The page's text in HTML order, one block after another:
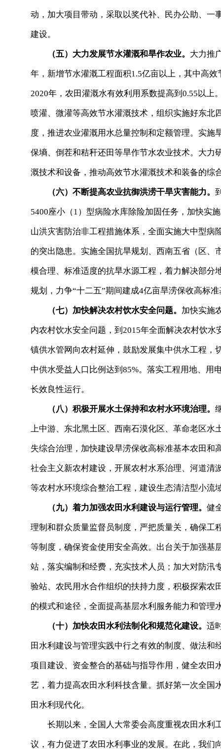
动，加大项目带动，采取以奖代补、民办公助、
建设。
（五）大力发展节水灌溉和旱作农业。 大力推
年，新增节水灌溉工程面积1.5亿亩以上，其中高
2020年，农田灌溉水有效利用系数提高到0.55以
喷灌、微灌等高效节水灌溉技术，组织实施好东
度，推进农业灌溉用水总量控制和定额管理。实
保墒、倒茬和秸秆还田等旱作节水农业技术。大
溉技术和设备，推动高效节水灌溉技术和装备的综
（六）不断提高农业抗御洪涝干旱灾害能力。
5400座小（1）型病险水库除险加固任务，加快实
山洪灾害防治非工程措施体系，全面实施大中型病
的突出隐患。实施全国抗旱规划、西南五省（区
模合理、标准适度的抗旱水源工程，着力解决部
规划，力争“十二五”期间建成4亿亩旱涝保收高标
（七）加快解决农村饮水安全问题。 加快实施
内农村饮水安全问题，到2015年全面解决农村饮
镇供水管网向农村延伸，鼓励发展集中供水工程，
中供水受益人口比例达到85%。落实工程用地、用
长效良性运行。
（八）积极开展水土保持和农村水环境治理。
上中游、东北黑土区、西南石漠化区、革命老区
失综合治理，加快建设旱涝保收高标准基本农田
社会主义新农村建设，开展农村水系治理、河道
等农村水环境综合整治工程，建设生态清洁型小流
（九）着力加强农田水利建设与运行管理。 健
理制和群众质量监督员制度，严把质量关，确保
等制度，确保资金使用安全高效。出台关于加强
站，落实编制和经费，充实技术人员；加大对防
验站、农民用水合作组织的扶持力度，积极探索
的模式和途径，全面提高基层水利服务能力和管理
（十）加快农田水利法制化和规范化建设。 适
田水利建设与管理实践中行之有效的制度、做法
项目建设、资金整合的基础与指导作用，健全农
艺，着力提高农田水利科技含量。抓好第一次全
田水利现代化。
长期以来，全国人大常委会高度重视农田水利
议，有力促进了农田水利事业的发展。在此，我